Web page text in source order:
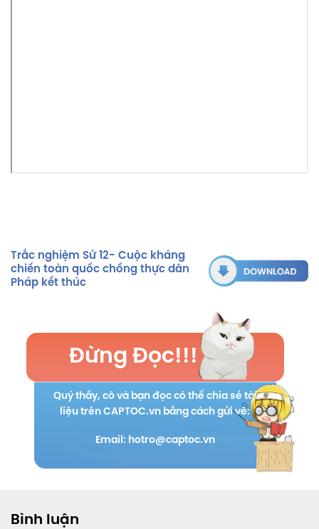
Trắc nghiệm Sử 12- Cuộc kháng
chiến toàn quốc chống thực dân
Pháp kết thúc
Đừng Đọc!!!
Quý thầy, cô và bạn đọc có thể chia sẻ tài
liệu trên CAPTOC.vn bằng cách gửi về:
Email: hotro@captoc.vn
Bình luận